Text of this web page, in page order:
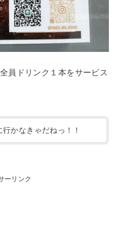
員ドリンク１本をサービス
かなきゃだねっ！！
ーリンク